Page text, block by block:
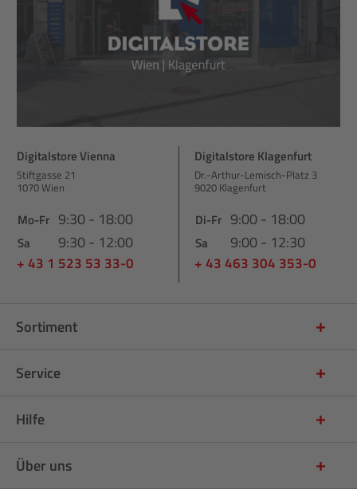
Digitalstore Vienna
Stiftgasse 21
1070 Wien
Mo-Fr 9:30 - 18:00
Sa 9:30 - 12:00
+ 43 1 523 53 33-0
Digitalstore Klagenfurt
Dr.-Arthur-Lemisch-Platz 3
9020 Klagenfurt
Di-Fr 9:00 - 18:00
Sa 9:00 - 12:30
+ 43 463 304 353-0
Sortiment
Service
Hilfe
Über uns